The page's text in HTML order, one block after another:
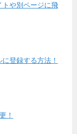
トや別ページに飛
登録する方法！
！